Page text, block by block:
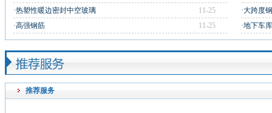
11-25
·热塑性暖边密封中空玻璃
11-25
·高强钢筋
·大跨度
·地下车
推荐服务